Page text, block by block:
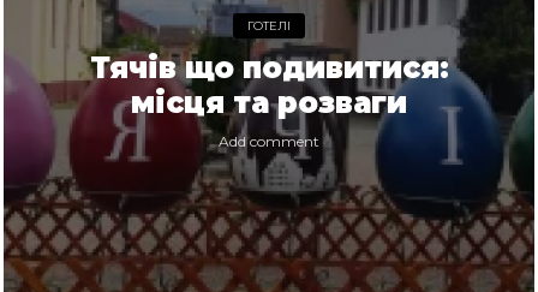
ГОТЕЛІ
Тячів що подивитися:
місця та розваги
Add comment